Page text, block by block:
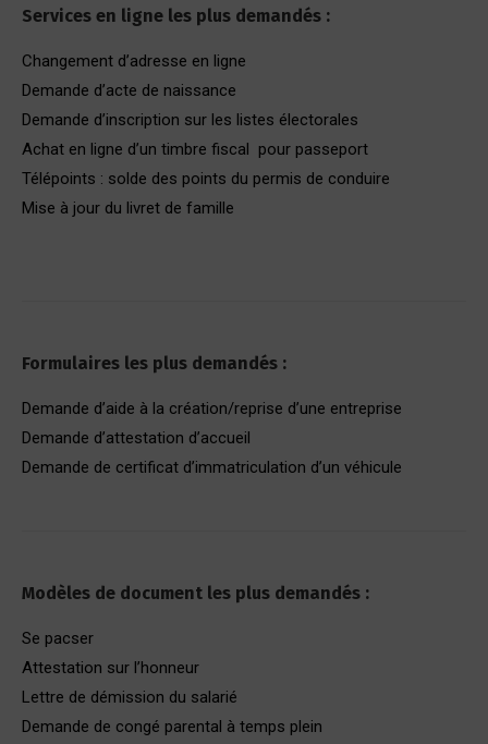
Services en ligne les plus demandés :
Changement d’adresse en ligne
Demande d’acte de naissance
Demande d’inscription sur les listes électorales
Achat en ligne d’un timbre fiscal pour passeport
Télépoints : solde des points du permis de conduire
Mise à jour du livret de famille
Formulaires les plus demandés :
Demande d’aide à la création/reprise d’une entreprise
Demande d’attestation d’accueil
Demande de certificat d’immatriculation d’un véhicule
Modèles de document les plus demandés :
Se pacser
Attestation sur l’honneur
Lettre de démission du salarié
Demande de congé parental à temps plein